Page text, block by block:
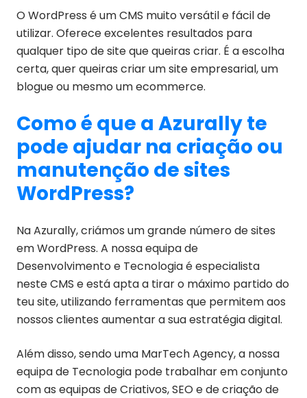
O WordPress é um CMS muito versátil e fácil de
utilizar. Oferece excelentes resultados para
qualquer tipo de site que queiras criar. É a escolha
certa, quer queiras criar um site empresarial, um
blogue ou mesmo um ecommerce.
Como é que a Azurally te
pode ajudar na criação ou
manutenção de sites
WordPress?
Na Azurally, criámos um grande número de sites
em WordPress. A nossa equipa de
Desenvolvimento e Tecnologia é especialista
neste CMS e está apta a tirar o máximo partido do
teu site, utilizando ferramentas que permitem aos
nossos clientes aumentar a sua estratégia digital.
Além disso, sendo uma MarTech Agency, a nossa
equipa de Tecnologia pode trabalhar em conjunto
com as equipas de Criativos, SEO e de criação de